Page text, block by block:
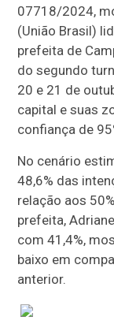
07718/2024,
(União Brasil)
prefeita de
do segundo
20 e 21 de
capital e suas
confiança de
No cenário
48,6% das
relação aos
prefeita,
com 41,4%,
baixo em
anterior.